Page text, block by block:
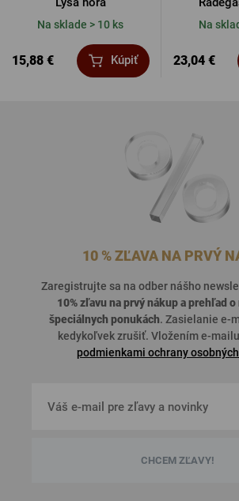
Na sklade > 10 ks
15,88 € Kúpiť
Na
23,04 €
10 % ZĽAVA NA PRVÝ
Zaregistrujte sa na odber nášho
10% zľavu na prvý nákup a prehľad o
špeciálnych ponukách. Zasielanie e-
kedykoľvek zrušiť. Vložením e-
podmienkami ochrany
CHCEM ZĽAVY!